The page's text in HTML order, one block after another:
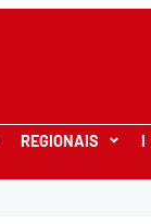
REGIONAIS I